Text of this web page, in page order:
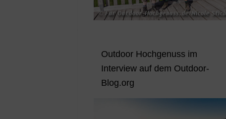
Outdoor Hochgenuss im
Interview auf dem Outdoor-
Blog.org